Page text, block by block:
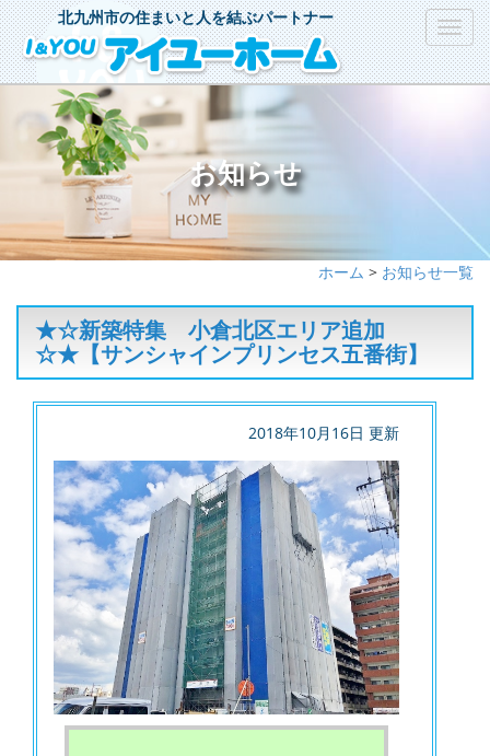
北九州市の住まいと人を結ぶパートナー
お知らせ
ホーム > お知らせ一覧
★☆新築特集 小倉北区エリア追加
☆★【サンシャインプリンセス五番街】
2018年10月16日 更新